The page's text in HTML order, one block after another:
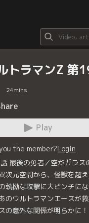
トラマンZ 第
24mins
Play
the member?Login
最後の勇者／空がガラス
次元空間から、怪獣を超
執拗な攻撃に大ピンチに
のウルトラマンエースが
の意外な関係が明らかに！